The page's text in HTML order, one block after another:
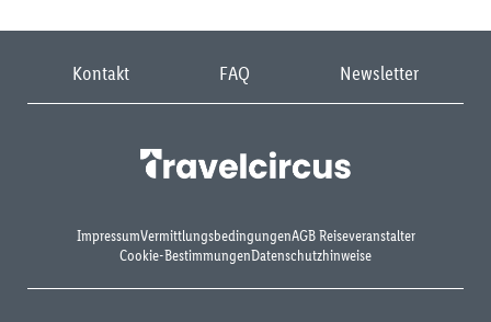
Kontakt FAQ Newsletter
ImpressumVermittlungsbedingungenAGB Reiseveranstalter
Cookie-BestimmungenDatenschutzhinweise